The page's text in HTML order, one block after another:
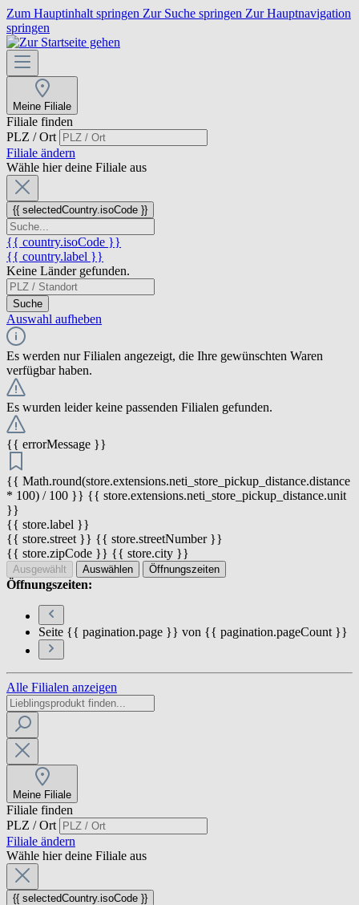
Zum Hauptinhalt springen Zur Suche springen Zur Hauptnavigation
springen
Meine Filiale
Filiale finden
PLZ / Ort
Filiale ändern
Wähle hier deine Filiale aus
{{ selectedCountry.isoCode }}
{{ country.isoCode }}
{{ country.label }}
Keine Länder gefunden.
Suche
Auswahl aufheben
Es werden nur Filialen angezeigt, die Ihre gewünschten Waren
verfügbar haben.
Es wurden leider keine passenden Filialen gefunden.
{{ errorMessage }}
{{ Math.round(store.extensions.neti_store_pickup_distance.distance
* 100) / 100 }} {{ store.extensions.neti_store_pickup_distance.unit
}}
{{ store.label }}
{{ store.street }} {{ store.streetNumber }}
{{ store.zipCode }} {{ store.city }}
Ausgewählt Auswählen Öffnungszeiten
Öffnungszeiten:
Seite {{ pagination.page }} von {{ pagination.pageCount }}
Alle Filialen anzeigen
Meine Filiale
Filiale finden
PLZ / Ort
Filiale ändern
Wähle hier deine Filiale aus
{{ selectedCountry.isoCode }}